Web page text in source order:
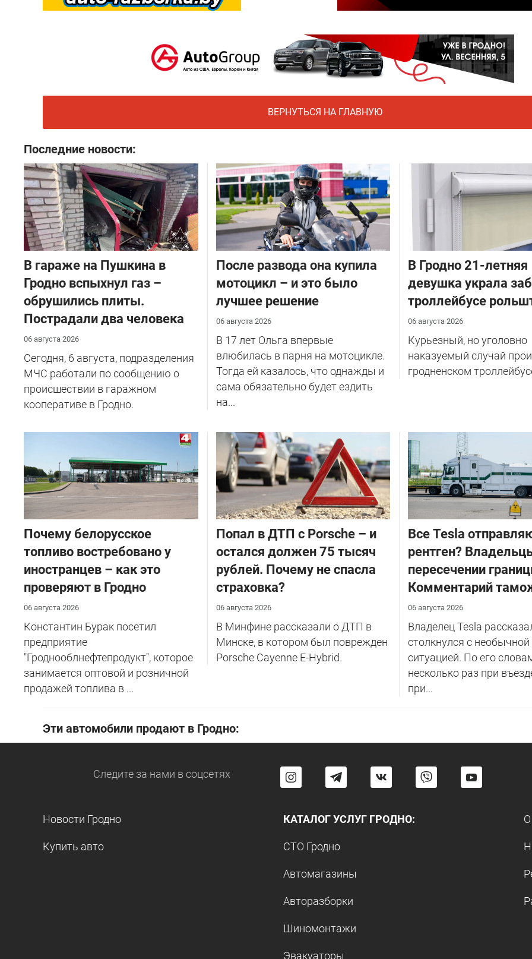
ВЕРНУТЬСЯ НА ГЛАВНУЮ
Последние новости:
В гараже на Пушкина в
Гродно вспыхнул газ –
обрушились плиты.
Пострадали два человека
06 августа 2026
Сегодня, 6 августа, подразделения
МЧС работали по сообщению о
происшествии в гаражном
кооперативе в Гродно.
После развода она купила
мотоцикл – и это было
лучшее решение
06 августа 2026
В 17 лет Ольга впервые
влюбилась в парня на мотоцикле.
Тогда ей казалось, что однажды и
сама обязательно будет ездить
на...
В Гродно 21-летняя
девушка украла
троллейбусе
06 августа 2026
Курьезный, но уголовно
наказуемый случай
гродненском
Почему белорусское
топливо востребовано у
иностранцев – как это
проверяют в Гродно
06 августа 2026
Константин Бурак посетил
предприятие
"Гроднооблнефтепродукт", которое
занимается оптовой и розничной
продажей топлива в ...
​Попал в ДТП с Porsche – и
остался должен 75 тысяч
рублей. Почему не спасла
страховка?
06 августа 2026
В Минфине рассказали о ДТП в
Минске, в котором был поврежден
Porsche Cayenne E-Hybrid.
Все Tesla
рентген?
пересечении
Комментарий
06 августа 2026
Владелец Tesla
столкнулся с необычной
ситуацией. По его
несколько раз при
при...
Эти автомобили продают в Гродно:
Следите за нами в соцсетях
Новости Гродно
Купить авто
КАТАЛОГ УСЛУГ ГРОДНО:
СТО Гродно
Автомагазины
Авторазборки
Шиномонтажи
Эвакуаторы